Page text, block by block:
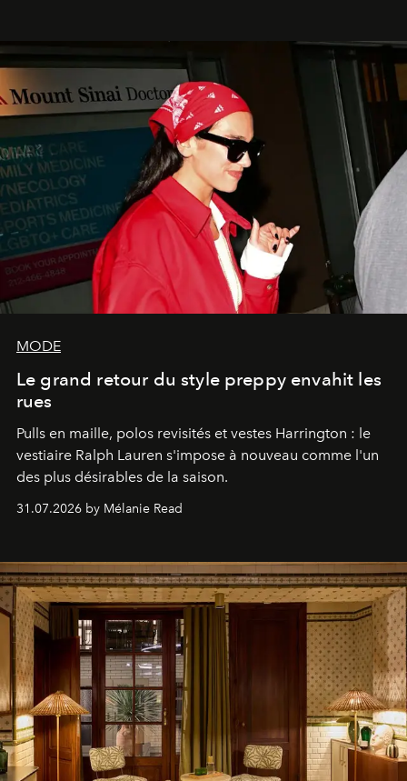
MODE
Le grand retour du style preppy envahit les
rues
Pulls en maille, polos revisités et vestes Harrington : le
vestiaire Ralph Lauren s'impose à nouveau comme l'un
des plus désirables de la saison.
31.07.2026 by Mélanie Read